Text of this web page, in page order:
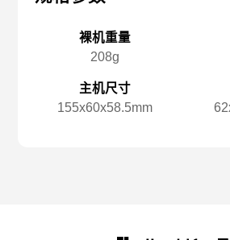
裸机重量
208g
主机尺寸
155x️60x️58.5mm